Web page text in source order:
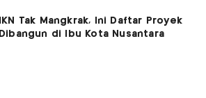
IKN Tak Mangkrak, Ini Daftar Proyek
Dibangun di Ibu Kota Nusantara